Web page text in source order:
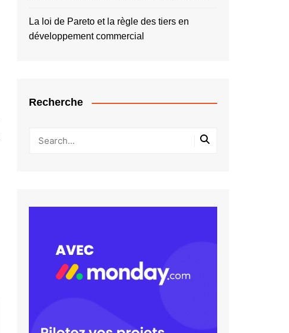
La loi de Pareto et la règle des tiers en
développement commercial
Recherche